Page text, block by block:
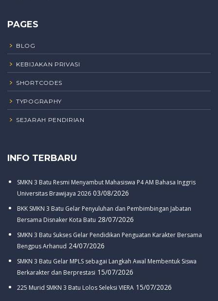
PAGES
BLOG
KEBIJAKAN PRIVASI
SHORTCODES
TYPOGRAPHY
SEJARAH PENDIRIAN
INFO TERBARU
SMKN 3 Batu Resmi Menyambut Mahasiswa P4 AM Bahasa Inggris
Universitas Brawijaya 2026 03/08/2026
BKK SMKN 3 Batu Gelar Penyuluhan dan Pembimbingan Jabatan
Bersama Disnaker Kota Batu 28/07/2026
SMKN 3 Batu Sukses Gelar Pendidikan Penguatan Karakter Bersama
Bengpus Arhanud 24/07/2026
SMKN 3 Batu Gelar MPLS sebagai Langkah Awal Membentuk Siswa
Berkarakter dan Berprestasi 15/07/2026
225 Murid SMKN 3 Batu Lolos Seleksi VIERA 15/07/2026